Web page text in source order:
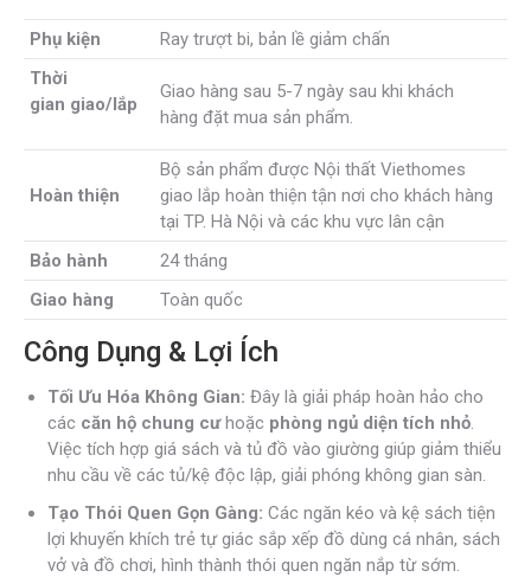
Phụ kiện
Ray trượt bi, bản lề giảm chấn
Thời
gian giao/lắp
Giao hàng sau 5-7 ngày sau khi khách
hàng đặt mua sản phẩm.
Hoàn thiện
Bộ sản phẩm được Nội thất Viethomes
giao lắp hoàn thiện tận nơi cho khách hàng
tại TP. Hà Nội và các khu vực lân cận
Bảo hành
24 tháng
Giao hàng
Toàn quốc
Công Dụng & Lợi Ích
Tối Ưu Hóa Không Gian: Đây là giải pháp hoàn hảo cho
các căn hộ chung cưhoặc phòng ngủ diện tích nhỏ.
Việc tích hợp giá sách và tủ đồ vào giường giúp giảm thiểu
nhu cầu về các tủ/kệ độc lập, giải phóng không gian sàn.
Tạo Thói Quen Gọn Gàng: Các ngăn kéo và kệ sách tiện
lợi khuyến khích trẻ tự giác sắp xếp đồ dùng cá nhân, sách
vở và đồ chơi, hình thành thói quen ngăn nắp từ sớm.